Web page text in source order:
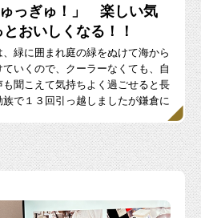
っぎゅ！」 楽しい気
おいしくなる！！
緑に囲まれ庭の緑をぬけて海から
いくので、クーラーなくても、自
聞こえて気持ちよく過ごせると長
で１３回引っ越しましたが鎌倉に